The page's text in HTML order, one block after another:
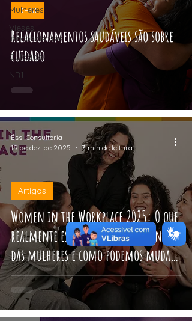
Mulheres
Vieses
Inconscientes
Cuidado
NR1
Relacionamentos saudáveis são sobre
cuidado
DE&I
Women in the Workplace 2025: O que
realmente está impedindo o avanço
das mulheres e como podemos mudar
isso em 2026
Artigos
Éssi Consultoria
19 de dez. de 2025
3 min de leitura